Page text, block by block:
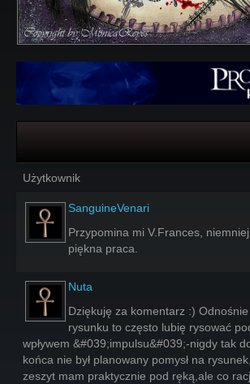
Głosy
Użytkownik
SanguineVenari
Przypomina mi V.Frances, niemniej
piękna praca.
Nuta
Dziękuję za komentarz :)
rysunku to często lubię rysować
wpływem &#039;impulsu&#039;-nigdy tak
końca nie był planowany pomysł na
zeszyt mam praktycznie pod ręką,ale co